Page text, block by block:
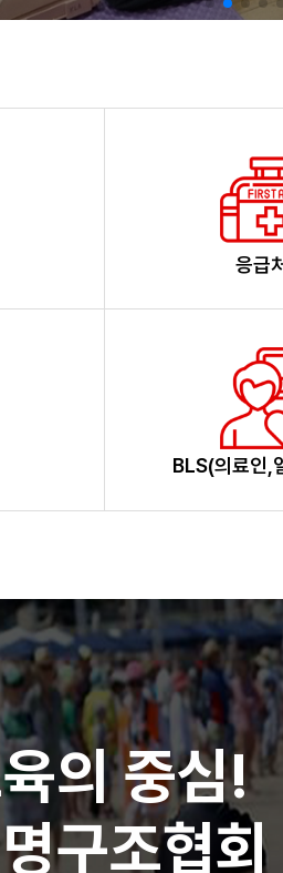
응급
BLS(의료인,
의 중심!
구조협회